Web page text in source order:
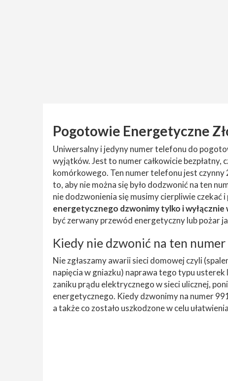
Pogotowie Energetyczne
Uniwersalny i jedyny numer telefonu do
wyjątków. Jest to numer całkowicie
komórkowego. Ten numer telefonu jest
to, aby nie można się było dodzwonić na ten
nie dodzwonienia się musimy cierpliwie czekać
energetycznego dzwonimy tylko i
być zerwany przewód energetyczny lub pożar
Kiedy nie dzwonić na ten
Nie zgłaszamy awarii sieci domowej czyli
napięcia w gniazku) naprawa tego typu
zaniku prądu elektrycznego w sieci ulicznej,
energetycznego. Kiedy dzwonimy na numer
a także co zostało uszkodzone w celu